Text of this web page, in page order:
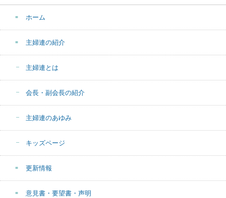
ホーム
主婦連の紹介
主婦連とは
会長・副会長の紹介
主婦連のあゆみ
キッズページ
更新情報
意見書・要望書・声明